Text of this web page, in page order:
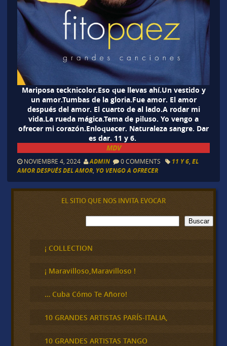
Mariposa tecknicolor.Eso que llevas ahí.Un vestido y
un amor.Tumbas de la gloria.Fue amor. El amor
después del amor. El cuarto de al lado.A rodar mi
vida.La rueda mágica.Tema de piluso. Yo vengo a
ofrecer mi corazón.Enloquecer. Naturaleza sangre. Dar
es dar. 11 y 6.
MDV
NOVIEMBRE 4, 2024 ADMIN 0 COMMENTS 11 Y 6, EL
AMOR DESPUÉS DEL AMOR, YO VENGO A OFRECER
EL SITIO QUE NOS INVITA EVOCAR
B
u
c
a
Buscar
¡ COLLECTION
¡ Maravilloso,Maravilloso !
… Cuba Cómo Te Añoro!
10 GRANDES ARTISTAS PARÍS-ITALIA,
10 GRANDES ARTISTAS TANGO